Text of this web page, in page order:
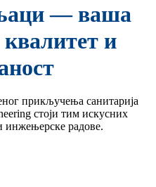
— ваша
квалитет и
прикључења санитарија
стоји тим искусних
инжењерске радове.